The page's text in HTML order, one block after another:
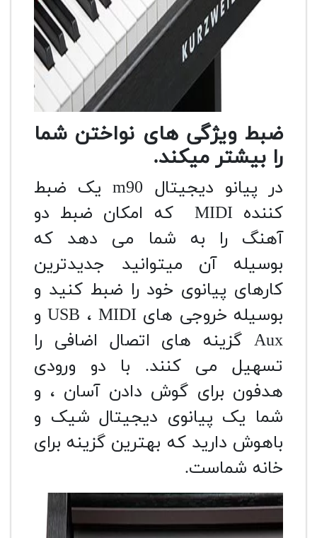
ضبط ویژگی های نواختن شما
را بیشتر میکند.
در پیانو دیجیتال m90 یک ضبط
کننده MIDI که امکان ضبط دو
آهنگ را به شما می دهد که
بوسیله آن میتوانید جدیدترین
کارهای پیانوی خود را ضبط کنید و
بوسیله خروجی های USB ، MIDI و
Aux گزینه های اتصال اضافی را
تسهیل می کنند. با دو ورودی
هدفون برای گوش دادن آسان ، و
شما یک پیانوی دیجیتال شیک و
باهوش دارید که بهترین گزینه برای
خانه شماست.